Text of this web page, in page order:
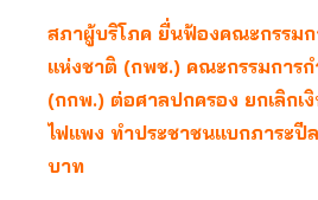
สภาผู้บริโภค ยื่นฟ้องคณะกรรม
แห่งชาติ (กพช.) คณะกรรมการ
(กกพ.) ต่อศาลปกครอง ยกเลิกเ
ไฟแพง ทำประชาชนแบกภาระ
บาท